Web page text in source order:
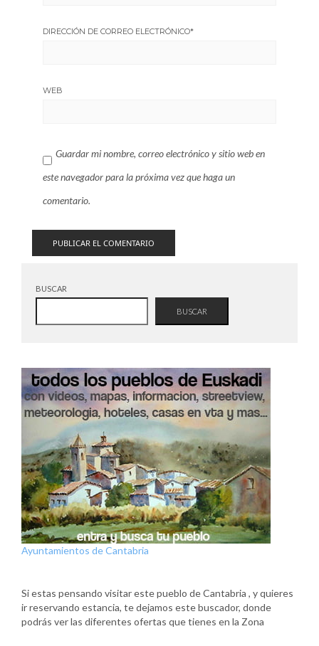
DIRECCIÓN DE CORREO ELECTRÓNICO*
WEB
Guardar mi nombre, correo electrónico y sitio web en
este navegador para la próxima vez que haga un
comentario.
BUSCAR
BUSCAR
Ayuntamientos de Cantabria
Si estas pensando visitar este pueblo de Cantabria , y quieres
ir reservando estancia, te dejamos este buscador, donde
podrás ver las diferentes ofertas que tienes en la Zona